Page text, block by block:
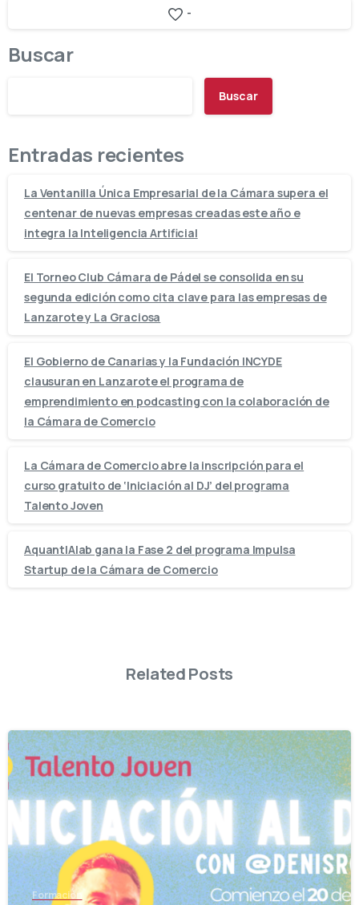
-
Buscar
Buscar
Entradas recientes
La Ventanilla Única Empresarial de la Cámara supera el
centenar de nuevas empresas creadas este año e
integra la Inteligencia Artificial
El Torneo Club Cámara de Pádel se consolida en su
segunda edición como cita clave para las empresas de
Lanzarote y La Graciosa
El Gobierno de Canarias y la Fundación INCYDE
clausuran en Lanzarote el programa de
emprendimiento en podcasting con la colaboración de
la Cámara de Comercio
La Cámara de Comercio abre la inscripción para el
curso gratuito de ‘Iniciación al DJ’ del programa
Talento Joven
AquantIAlab gana la Fase 2 del programa Impulsa
Startup de la Cámara de Comercio
Related Posts
-
Formación